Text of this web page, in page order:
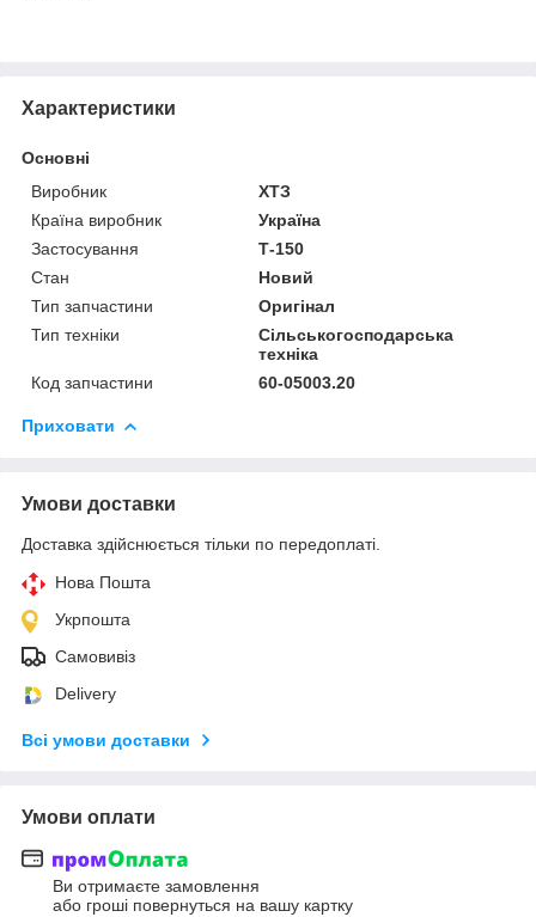
Характеристики
Основні
Виробник
ХТЗ
Країна виробник
Україна
Застосування
Т-150
Стан
Новий
Тип запчастини
Оригінал
Тип техніки
Сільськогосподарська
техніка
Код запчастини
60-05003.20
Приховати
Умови доставки
Доставка здійснюється тільки по передоплаті.
Нова Пошта
Укрпошта
Самовивіз
Delivery
Всі умови доставки
Умови оплати
Ви отримаєте замовлення
або гроші повернуться на вашу картку